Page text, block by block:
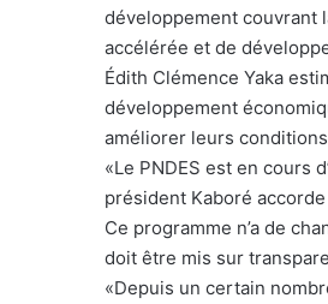
développement couvrant
accélérée et de
Édith Clémence Yaka
développement
améliorer leurs
«Le PNDES est en cours
président Kaboré
Ce programme n’a de
doit être mis sur
«Depuis un certain